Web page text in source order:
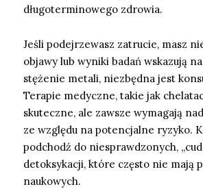
długoterminowego zdrowia.
Jeśli podejrzewasz zatrucie, masz
objawy lub wyniki badań wskazują
stężenie metali, niezbędna jest
Terapie medyczne, takie jak
skuteczne, ale zawsze wymagają
ze względu na potencjalne ryzyko.
podchodź do niesprawdzonych,
detoksykacji, które często nie mają
naukowych.